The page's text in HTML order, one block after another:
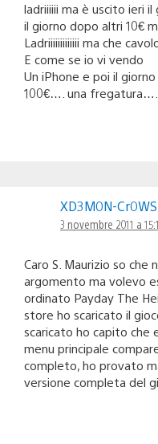
ladriiiiii ma è uscito ieri
il giorno dopo altri 10€
Ladriiiiiiiiiiiii ma che
E come se io vi vendo
Un iPhone e poi il
100€…. una fregatura…..
XD3M0N-
3 novembre 2011 a
Caro S. Maurizio so che
argomento ma volevo
ordinato Payday The
store ho scaricato il
scaricato ho capito che
menu principale
completo, ho provato
versione completa del